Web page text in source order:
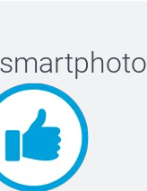
smartphoto